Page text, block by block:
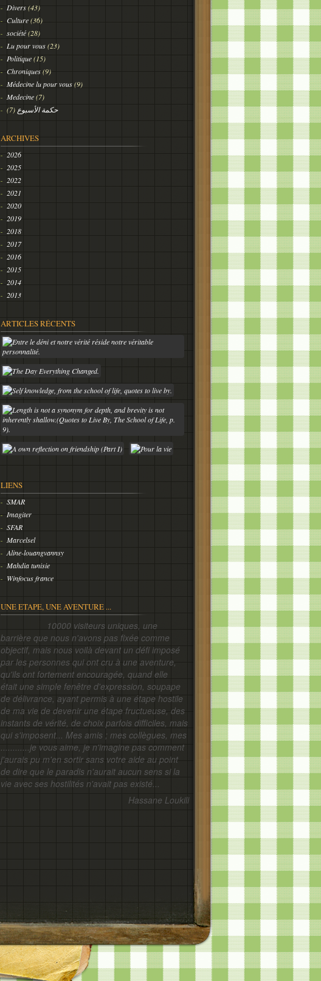
Divers(43)
Culture(36)
société(28)
Lu pour vous(23)
Politique(15)
Chroniques(9)
Médecine lu pour vous(9)
Medecine(7)
حكمة الأسبوع (7)
ARCHIVES
2026
2025
2022
2021
2020
2019
2018
2017
2016
2015
2014
2013
ARTICLES RÉCENTS
LIENS
SMAR
Imagiter
SFAR
Marcelsel
Aline-louangvannsy
Mahdia tunisie
Winfocus france
UNE ETAPE, UNE AVENTURE ...
10000 visiteurs uniques, une
barrière que nous n'avons pas fixée comme
objectif, mais nous voilà devant un défi imposé
par les personnes qui ont cru à une aventure,
qu'ils ont fortement encouragée, quand elle
était une simple fenêtre d'expression, soupape
de délivrance, ayant permis à une étape hostile
de ma vie de devenir une étape fructueuse, des
instants de vérité, de choix parfois difficiles, mais
qui s'imposent... Mes amis ; mes collègues, mes
............je vous aime, je n'imagine pas comment
j'aurais pu m'en sortir sans votre aide au point
de dire que le paradis n'aurait aucun sens si la
vie avec ses hostilités n'avait pas existé...
Hassane Loukili